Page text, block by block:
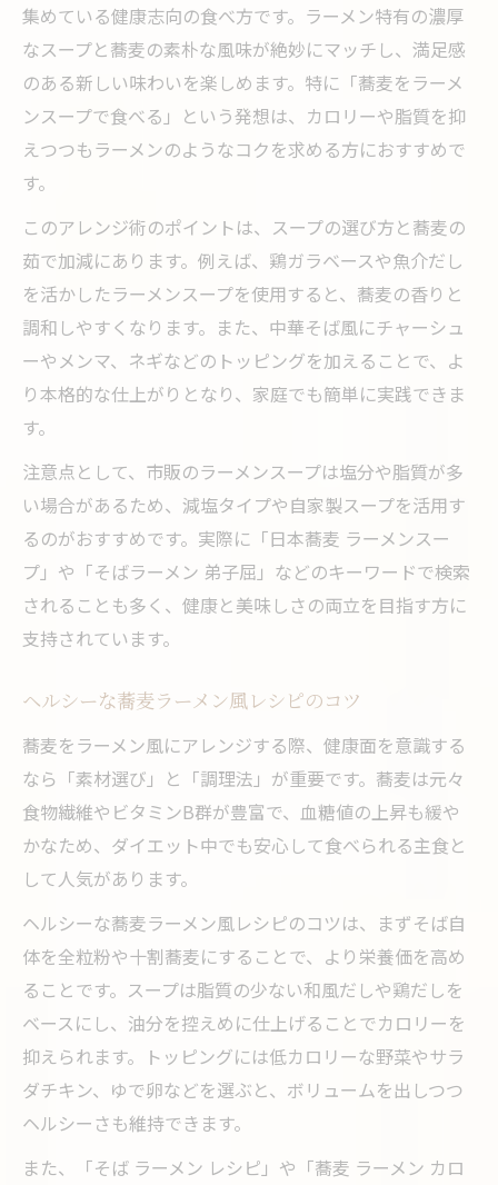
集めている健康志向の食べ方です。ラーメン特有の濃厚
なスープと蕎麦の素朴な風味が絶妙にマッチし、満足感
のある新しい味わいを楽しめます。特に「蕎麦をラーメ
ンスープで食べる」という発想は、カロリーや脂質を抑
えつつもラーメンのようなコクを求める方におすすめで
す。
このアレンジ術のポイントは、スープの選び方と蕎麦の
茹で加減にあります。例えば、鶏ガラベースや魚介だし
を活かしたラーメンスープを使用すると、蕎麦の香りと
調和しやすくなります。また、中華そば風にチャーシュ
ーやメンマ、ネギなどのトッピングを加えることで、よ
り本格的な仕上がりとなり、家庭でも簡単に実践できま
す。
注意点として、市販のラーメンスープは塩分や脂質が多
い場合があるため、減塩タイプや自家製スープを活用す
るのがおすすめです。実際に「日本蕎麦 ラーメンスー
プ」や「そばラーメン 弟子屈」などのキーワードで検索
されることも多く、健康と美味しさの両立を目指す方に
支持されています。
ヘルシーな蕎麦ラーメン風レシピのコツ
蕎麦をラーメン風にアレンジする際、健康面を意識する
なら「素材選び」と「調理法」が重要です。蕎麦は元々
食物繊維やビタミンB群が豊富で、血糖値の上昇も緩や
かなため、ダイエット中でも安心して食べられる主食と
して人気があります。
ヘルシーな蕎麦ラーメン風レシピのコツは、まずそば自
体を全粒粉や十割蕎麦にすることで、より栄養価を高め
ることです。スープは脂質の少ない和風だしや鶏だしを
ベースにし、油分を控えめに仕上げることでカロリーを
抑えられます。トッピングには低カロリーな野菜やサラ
ダチキン、ゆで卵などを選ぶと、ボリュームを出しつつ
ヘルシーさも維持できます。
また、「そば ラーメン レシピ」や「蕎麦 ラーメン カロ